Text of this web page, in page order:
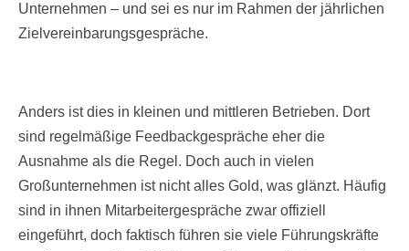
Unternehmen – und sei es nur im Rahmen der jährlichen
Zielvereinbarungsgespräche.
Anders ist dies in kleinen und mittleren Betrieben. Dort
sind regelmäßige Feedbackgespräche eher die
Ausnahme als die Regel. Doch auch in vielen
Großunternehmen ist nicht alles Gold, was glänzt. Häufig
sind in ihnen Mitarbeitergespräche zwar offiziell
eingeführt, doch faktisch führen sie viele Führungskräfte